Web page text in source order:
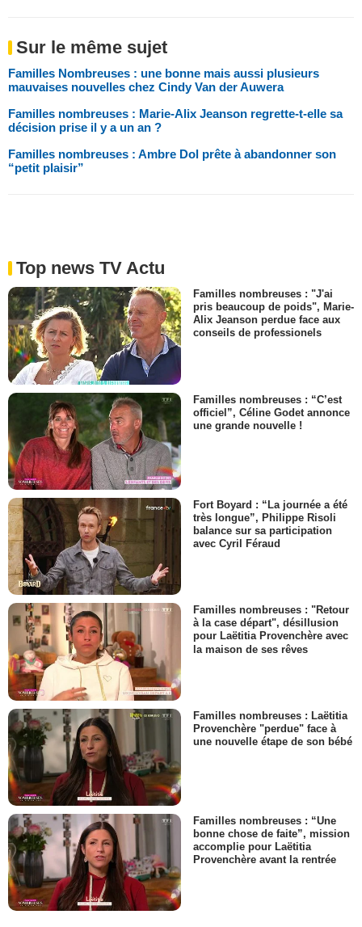
Sur le même sujet
Familles Nombreuses : une bonne mais aussi plusieurs
mauvaises nouvelles chez Cindy Van der Auwera
Familles nombreuses : Marie-Alix Jeanson regrette-t-elle sa
décision prise il y a un an ?
Familles nombreuses : Ambre Dol prête à abandonner son
“petit plaisir”
Top news TV Actu
Familles nombreuses : "J'ai
pris beaucoup de poids", Marie-
Alix Jeanson perdue face aux
conseils de professionels
Familles nombreuses : “C’est
officiel”, Céline Godet annonce
une grande nouvelle !
Fort Boyard : “La journée a été
très longue”, Philippe Risoli
balance sur sa participation
avec Cyril Féraud
Familles nombreuses : "Retour
à la case départ", désillusion
pour Laëtitia Provenchère avec
la maison de ses rêves
Familles nombreuses : Laëtitia
Provenchère "perdue" face à
une nouvelle étape de son bébé
Familles nombreuses : “Une
bonne chose de faite”, mission
accomplie pour Laëtitia
Provenchère avant la rentrée